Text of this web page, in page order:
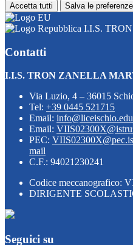
Accetta tutti Salva le preferenze
I.I.S.
Contatti
I.I.S. TRON ZANELLA
Via Luzio, 4 – 36015
Tel: +39 0445 521715
Email:
Email:
PEC:
mail
C.F.: 94021230241
Codice meccanografico:
DIRIGENTE
Seguici su